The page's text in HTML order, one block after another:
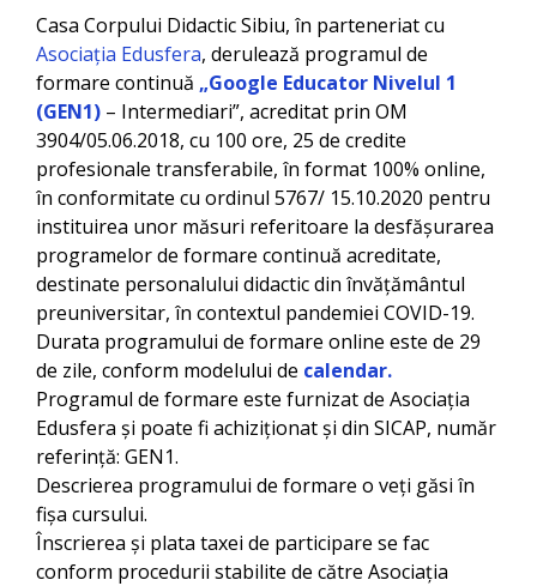
Casa Corpului Didactic Sibiu, în parteneriat cu
Asociația Edusfera, derulează programul de
formare continuă „Google Educator Nivelul 1
(GEN1) – Intermediari”, acreditat prin OM
3904/05.06.2018, cu 100 ore, 25 de credite
profesionale transferabile, în format 100% online,
în conformitate cu ordinul 5767/ 15.10.2020 pentru
instituirea unor măsuri referitoare la desfășurarea
programelor de formare continuă acreditate,
destinate personalului didactic din învățământul
preuniversitar, în contextul pandemiei COVID-19.
Durata programului de formare online este de 29
de zile, conform modelului de calendar.
Programul de formare este furnizat de Asociația
Edusfera și poate fi achiziționat și din SICAP, număr
referință: GEN1.
Descrierea programului de formare o veți găsi în
fișa cursului.
Înscrierea și plata taxei de participare se fac
conform procedurii stabilite de către Asociația